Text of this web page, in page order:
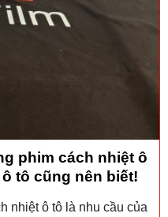
phim cách nhiệt ô
tô cũng nên biết!
nhiệt ô tô là nhu cầu của